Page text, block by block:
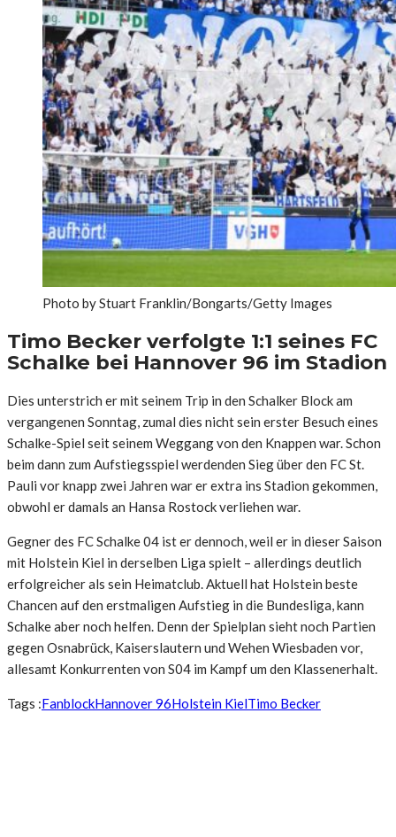
Photo by Stuart Franklin/Bongarts/Getty Images
Timo Becker verfolgte 1:1 seines FC
Schalke bei Hannover 96 im Stadion
Dies unterstrich er mit seinem Trip in den Schalker Block am
vergangenen Sonntag, zumal dies nicht sein erster Besuch eines
Schalke-Spiel seit seinem Weggang von den Knappen war. Schon
beim dann zum Aufstiegsspiel werdenden Sieg über den FC St.
Pauli vor knapp zwei Jahren war er extra ins Stadion gekommen,
obwohl er damals an Hansa Rostock verliehen war.
Gegner des FC Schalke 04 ist er dennoch, weil er in dieser Saison
mit Holstein Kiel in derselben Liga spielt – allerdings deutlich
erfolgreicher als sein Heimatclub. Aktuell hat Holstein beste
Chancen auf den erstmaligen Aufstieg in die Bundesliga, kann
Schalke aber noch helfen. Denn der Spielplan sieht noch Partien
gegen Osnabrück, Kaiserslautern und Wehen Wiesbaden vor,
allesamt Konkurrenten von S04 im Kampf um den Klassenerhalt.
Tags :FanblockHannover 96Holstein KielTimo Becker